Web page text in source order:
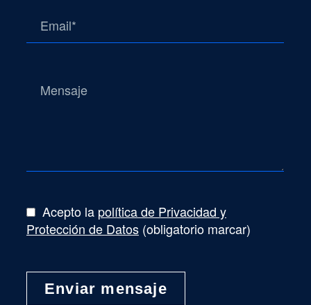
Acepto la política de Privacidad y
Protección de Datos (obligatorio marcar)